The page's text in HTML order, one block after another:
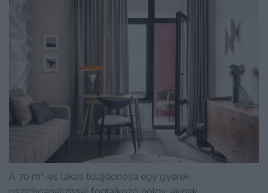
A 70 m²-es lakás tulajdonosa egy gyerek-